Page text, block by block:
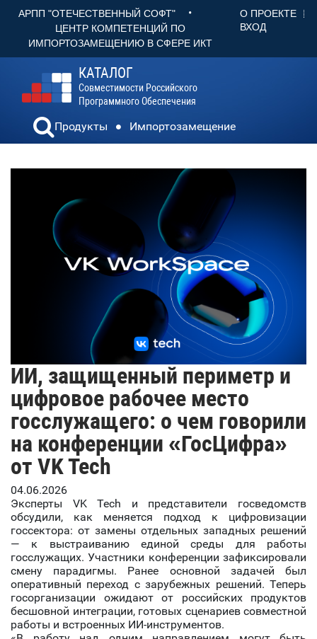
АРПП "ОТЕЧЕСТВЕННЫЙ СОФТ" •
ЦЕНТР КОМПЕТЕНЦИЙ ПО
ИМПОРТОЗАМЕЩЕНИЮ В СФЕРЕ ИКТ
О ПРОЕКТЕ
ВХОД
КАТАЛОГ
Совместимости Российского
Программного Обеспечения
Продукты Импортозамещение
ИИ, защищенный периметр и
цифровое рабочее место
госслужащего: о чем говорили
на конференции «ГосЦифра»
от VK Tech
04.06.2026
Эксперты VK Tech и представители госведомств
обсудили, как меняется подход к цифровизации
госсектора: от замены отдельных западных решений
— к выстраиванию единой среды для работы
госслужащих. Участники конференции зафиксировали
смену парадигмы. Ранее основной задачей был
оперативный переход с зарубежных решений. Теперь
госорганизации ожидают от российских продуктов
бесшовной интеграции, готовых сценариев совместной
работы и встроенных ИИ-инструментов.